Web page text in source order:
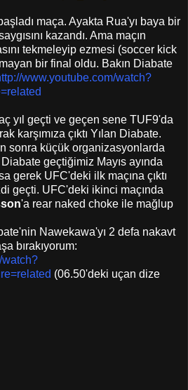
maça. Ayakta Rua'yı baya bir
kazandı. Ama maçın
tekmeleyip ezmesi (soccer kick
bir final oldu. Bakın Diabate
www.youtube.com/watch?
yıl geçti ve geçen sene TUF9'da
karşımıza çıktı Yılan Diabate.
sonra küçük organizasyonlarda
geçtiğimiz Mayıs ayında
gerek UFC'deki ilk maçına çıktı
geçti. UFC'deki ikinci maçında
'a rear naked choke ile mağlup
Nawekawa'yı 2 defa nakavt
bırakıyorum:
watch?
(06.50'deki uçan dize